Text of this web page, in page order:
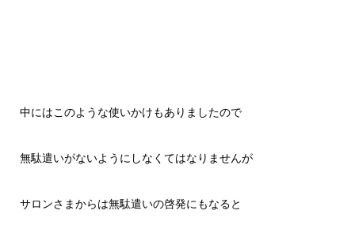
中にはこのような使いかけもありましたので
無駄遣いがないようにしなくてはなりませんが
サロンさまからは無駄遣いの啓発にもなると